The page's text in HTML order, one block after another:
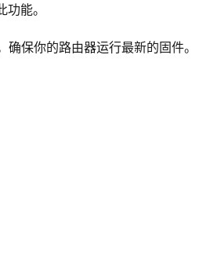
能。
保你的路由器运行最新的固件。